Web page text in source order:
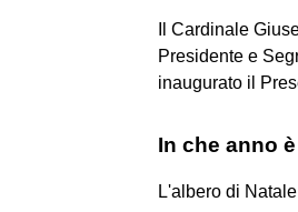
Il Cardinale
Presidente e
inaugurato il
In che anno
L'albero di